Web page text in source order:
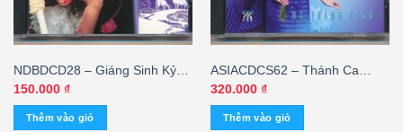
NDBDCD28 – Giáng Sinh Kỷ
Niệm (mã vạch)
150.000 ₫
Thêm vào giỏ
ASIACDCS62 – Thánh Ca
Dâng Mẹ – Hà Thanh Xuân
320.000 ₫
Thêm vào giỏ